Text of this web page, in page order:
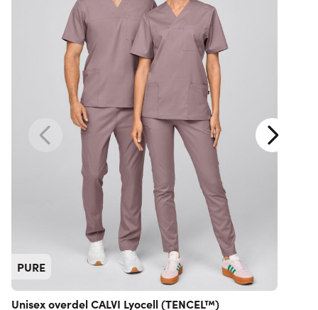
PURE
Unisex overdel CALVI Lyocell (TENCEL™)